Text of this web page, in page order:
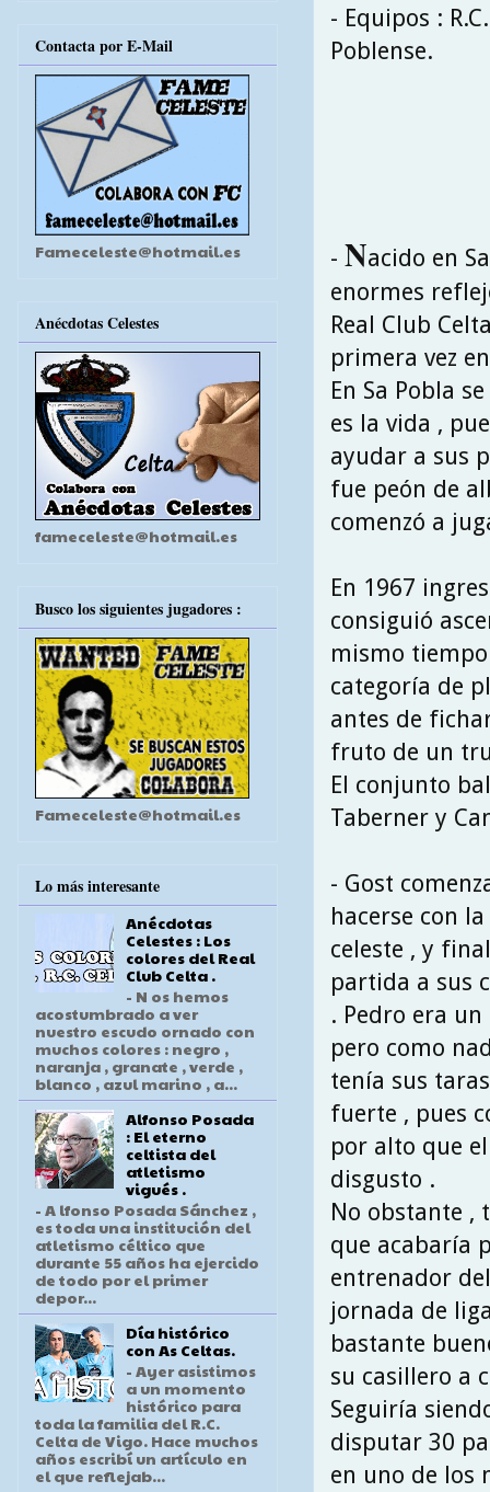
- Equipos :
Poblense.
- Nacido en
enormes
Real Club
primera vez
En Sa Pobla
es la vida ,
ayudar a sus
fue peón de
comenzó a
En 1967
consiguió
mismo
categoría de
antes de
fruto de un
El conjunto
Taberner y
- Gost
hacerse con
celeste , y
partida a sus
. Pedro era
pero como
tenía sus
fuerte , pues
por alto que
disgusto .
No obstante ,
que acabaría
entrenador
jornada de
bastante
su casillero a
Seguiría
disputar 30
en uno de los
Contacta por E-Mail
Fameceleste@hotmail.es
Anécdotas Celestes
fameceleste@hotmail.es
Busco los siguientes jugadores :
Fameceleste@hotmail.es
Lo más interesante
Anécdotas
Celestes : Los
colores del Real
Club Celta .
- N os hemos
acostumbrado a ver
nuestro escudo ornado con
muchos colores : negro ,
naranja , granate , verde ,
blanco , azul marino , a...
Alfonso Posada
: El eterno
celtista del
atletismo
vigués .
- A lfonso Posada Sánchez ,
es toda una institución del
atletismo céltico que
durante 55 años ha ejercido
de todo por el primer
depor...
Día histórico
con As Celtas.
- Ayer asistimos
a un momento
histórico para
toda la familia del R.C.
Celta de Vigo. Hace muchos
años escribí un artículo en
el que reflejab...